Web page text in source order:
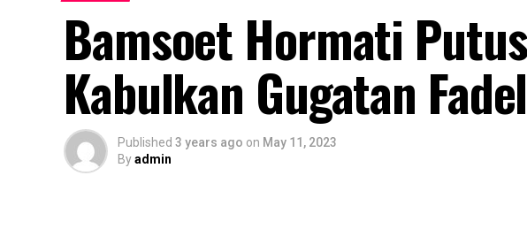
Bamsoet Hormati
Kabulkan Gugatan
Published 3 years ago on May 11, 2023
Byadmin